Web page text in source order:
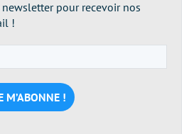
pour recevoir nos
!
e-
mail
*